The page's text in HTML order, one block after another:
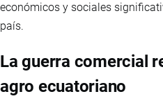
económicos y sociales
país.
La guerra comercial
agro ecuatoriano